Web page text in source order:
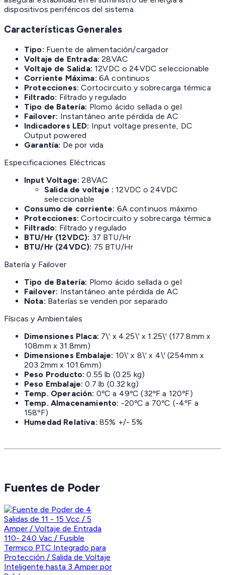
dispositivos periféricos del sistema.
Características Generales
Tipo: Fuente de alimentación/cargador
Voltaje de Entrada: 28VAC
Voltaje de Salida: 12VDC o 24VDC seleccionable
Corriente Máxima: 6A continuos
Protecciones: Cortocircuito y sobrecarga térmica
Filtrado: Filtrado y regulado
Tipo de Batería: Plomo ácido sellada o gel
Failover: Instantáneo ante pérdida de AC
Indicadores LED: Input voltage presente, DC
Output powered
Garantía: De por vida
Especificaciones Eléctricas
Input Voltage: 28VAC
Salida de voltaje : 12VDC o 24VDC
seleccionable
Consumo de corriente: 6A continuos máximo
Protecciones: Cortocircuito y sobrecarga térmica
Filtrado: Filtrado y regulado
BTU/Hr (12VDC): 37 BTU/Hr
BTU/Hr (24VDC): 75 BTU/Hr
Batería y Failover
Tipo de Batería: Plomo ácido sellada o gel
Failover: Instantáneo ante pérdida de AC
Nota: Baterías se venden por separado
Físicas y Ambientales
Dimensiones Placa: 7\' x 4.25\' x 1.25\' (177.8mm x
108mm x 31.8mm)
Dimensiones Embalaje: 10\' x 8\' x 4\' (254mm x
203.2mm x 101.6mm)
Peso Producto: 0.55 lb (0.25 kg)
Peso Embalaje: 0.7 lb (0.32 kg)
Temp. Operación: 0ºC a 49ºC (32ºF a 120ºF)
Temp. Almacenamiento: -20ºC a 70ºC (-4ºF a
158ºF)
Humedad Relativa: 85% +/- 5%
Fuentes de Poder